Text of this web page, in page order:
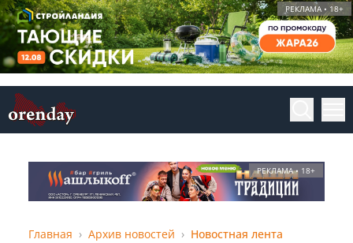
РЕКЛАМА • 18+
РЕКЛАМА • 18+
Главная Архив новостей Новостная лента